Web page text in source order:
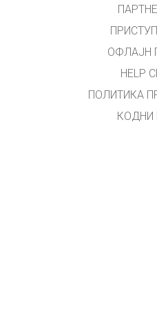
ОФЛАЈН
HELP
ПОЛИТИКА
КОДНИ